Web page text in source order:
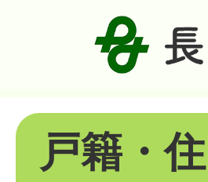
戸籍・